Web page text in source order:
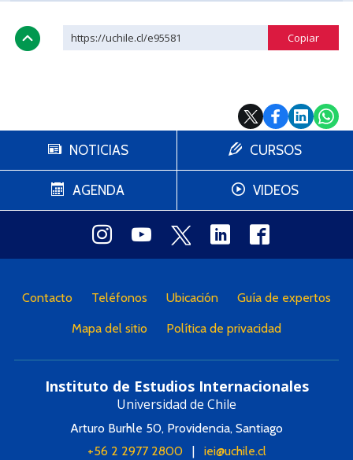
https://uchile.cl/e95581
NOTICIAS
AGENDA
CURSOS
VIDEOS
Contacto Teléfonos Ubicación Guía de expertos
Mapa del sitio Política de privacidad
Instituto de Estudios Internacionales
Universidad de Chile
Arturo Burhle 50, Providencia, Santiago
+56 2 2977 2800| iei@uchile.cl